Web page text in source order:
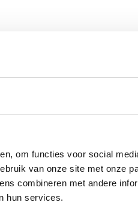
om functies voor social
van onze site met onze
combineren met andere
hun services.
zit zo
voor
ook